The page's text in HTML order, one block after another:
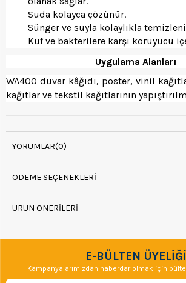
Suda kolayca çözünür.
Sünger ve suyla kolaylıkla
Küf ve bakterilere karşı koruyucu
Uygulama Alanları
WA400 duvar kâğıdı, poster, vinil
kağıtlar ve tekstil kağıtlarının
YORUMLAR(0)
ÖDEME SEÇENEKLERI
ÜRÜN ÖNERILERI
E-BÜLTEN ÜYELİĞİ
Kampanyalarımızdan haberdar olmak için